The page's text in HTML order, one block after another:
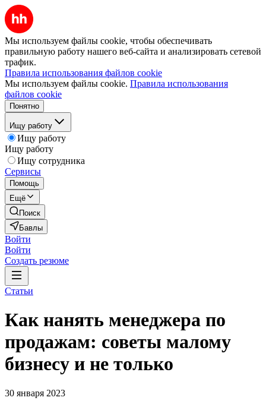
Мы используем файлы cookie, чтобы обеспечивать
правильную работу нашего веб-сайта и анализировать сетевой
трафик.
Правила использования файлов cookie
Мы используем файлы cookie. Правила использования
файлов cookie
Понятно
Ищу работу
Ищу работу
Ищу работу
Ищу сотрудника
Сервисы
Помощь
Ещё
Поиск
Бавлы
Войти
Войти
Создать резюме
Статьи
Как нанять менеджера по
продажам: советы малому
бизнесу и не только
30 января 2023